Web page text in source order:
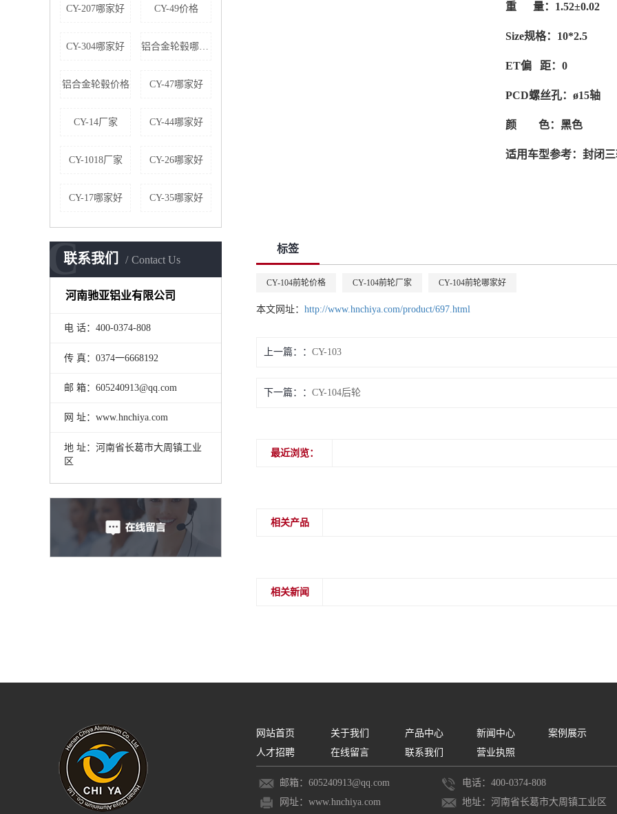
CY-207哪家好 CY-49价格
CY-304哪家好 铝合金轮毂哪家好
铝合金轮毂价格 CY-47哪家好
CY-14厂家 CY-44哪家好
CY-1018厂家 CY-26哪家好
CY-17哪家好 CY-35哪家好
联系我们 Contact Us
C
河南驰亚铝业有限公司
电 话：400-0374-808
传 真：0374一6668192
邮 箱：605240913@qq.com
网 址：www.hnchiya.com
地 址：河南省长葛市大周镇工业
区
重 量：1.52±0.02
Size规格：10*2.5
ET偏 距：0
PCD螺丝孔：ø15轴
颜 色：黑色
适用车型参考：封闭
标签
CY-104前轮价格 CY-104前轮厂家 CY-104前轮哪家好
本文网址： http://www.hnchiya.com/product/697.html
上一篇： CY-103
下一篇： CY-104后轮
最近浏览：
相关产品
相关新闻
网站首页 关于我们 产品中心 新闻中心
案例展示
人才招聘
在线留言 联系我们 营业执照
邮箱：605240913@qq.com
电话：400-0374-808
网址：www.hnchiya.com
地址：河南省长葛市大周镇工业区